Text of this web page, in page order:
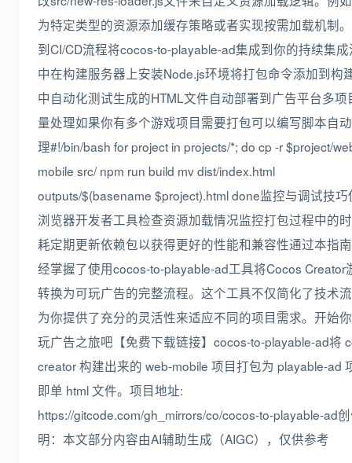
为特定类型的资源添加缓存策略或者实现按需加载机制
到CI/CD流程将cocos-to-playable-ad集成到你的持续集
中在构建服务器上安装Node.js环境将打包命令添加到构
中自动化测试生成的HTML文件自动部署到广告平台多项
量处理如果你有多个游戏项目需要打包可以编写脚本自
理#!/bin/bash for project in projects/*; do cp -r $project/
mobile src/ npm run build mv dist/index.html
outputs/$(basename $project).html done监控与调试技巧
浏览器开发者工具检查资源加载情况监控打包过程中的
耗定期更新依赖包以获得更好的性能和兼容性通过本指
经掌握了使用cocos-to-playable-ad工具将Cocos Creator
转换为可玩广告的完整流程。这个工具不仅简化了技术
为你提供了充分的灵活性来适应不同的项目需求。开始
玩广告之旅吧【免费下载链接】cocos-to-playable-ad将
creator 构建出来的 web-mobile 项目打包为 playable-ad
即单 html 文件。项目地址:
https://gitcode.com/gh_mirrors/co/cocos-to-playable-ad
明：本文部分内容由AI辅助生成（AIGC），仅供参考